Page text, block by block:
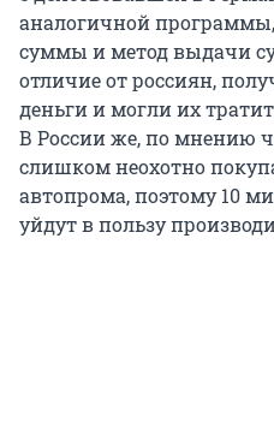
аналогичной
суммы и метод выдачи
отличие от россиян,
деньги и могли их
В России же, по мнению
слишком неохотно
автопрома, поэтому 10
уйдут в пользу